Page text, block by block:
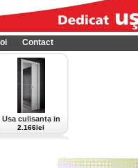
Contact
Usa culisanta in
perete Scrigno,
2.166lei